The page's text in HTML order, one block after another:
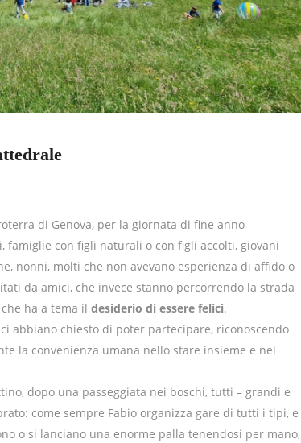
di Genova, per la giornata di fine anno
famiglie con figli naturali o con figli accolti, giovani
nonni, molti che non avevano esperienza di affido o
da amici, che invece stanno percorrendo la strada
ha a tema il desiderio di essere felici.
abbiano chiesto di poter partecipare, riconoscendo
la convenienza umana nello stare insieme e nel
dopo una passeggiata nei boschi, tutti – grandi e
come sempre Fabio organizza gare di tutti i tipi, e
o si lanciano una enorme palla tenendosi per mano,